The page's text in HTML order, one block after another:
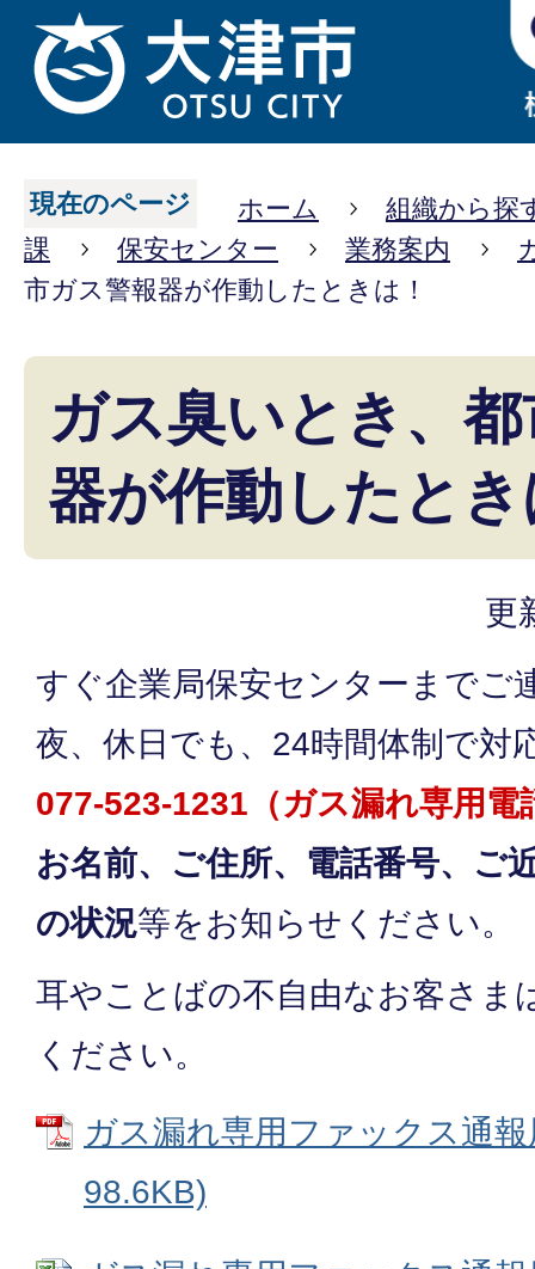
現在のページ ホーム
組織から探
課
保安センター 業務案内
市ガス警報器が作動したときは！
ガス臭いとき、
器が作動したと
更
すぐ企業局保安センターまでご
夜、休日でも、24時間体制で対
077-523-1231（ガス漏れ専用電
お名前、ご住所、電話番号、ご
の状況等をお知らせください。
耳やことばの不自由なお客さま
ください。
ガス漏れ専用ファックス通
98.6KB)